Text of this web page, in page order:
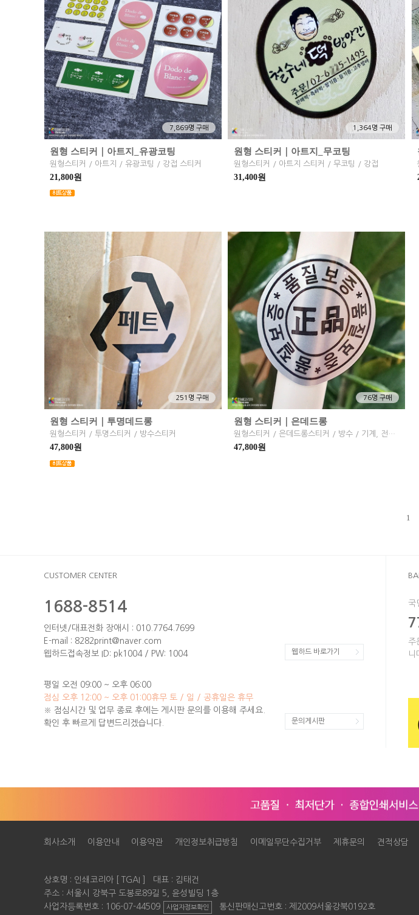
7,869명 구매
원형 스티커｜아트지_유광코팅
원형스티커 / 아트지 / 유광코팅 / 강접 스티커
21,800원
1,364명 구매
원형 스티커｜아트지_무코팅
원형스티커 / 아트지 스티커 / 무코팅 / 강접
31,400원
251명 구매
원형 스티커｜투명데드롱
원형스티커 / 투명스티커 / 방수스티커
47,800원
76명 구매
원형 스티커｜은데드롱
원형스티커 / 은데드롱스티커 / 방수 / 기계, 전자, 특수스티커
47,800원
1
CUSTOMER CENTER
1688-8514
인터넷/대표전화 장애시 : 010.7764.7699
E-mail : 8282print@naver.com
웹하드접속정보 ID: pk1004 / PW: 1004
웹하드 바로가기
평일 오전 09:00 ~ 오후 06:00
점심 오후 12:00 ~ 오후 01:00휴무 토 / 일 / 공휴일은 휴무
※ 점심시간 및 업무 종료 후에는 게시판 문의를 이용해 주세요.
확인 후 빠르게 답변드리겠습니다.
문의게시판
국
주
니
회사소개 이용안내 이용약관 개인정보취급방침 이메일무단수집거부 제휴문의 견적상담
상호명 : 인쇄코리아 [ TGAI ] 대표 : 김태건
주소 : 서울시 강북구 도봉로89길 5, 윤성빌딩 1층
사업자등록번호 : 106-07-44509
사업자정보확인 통신판매신고번호 : 제2009서울강북0192호